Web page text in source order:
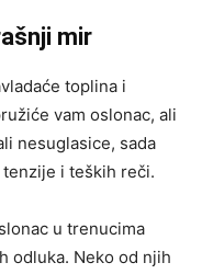
mir
toplina i
vam oslonac, ali
nesuglasice, sada
i teških reči.
u trenucima
odluka. Neko od njih